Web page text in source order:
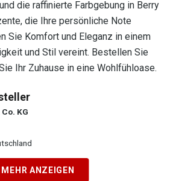
die raffinierte Farbgebung in Berry
die Ihre persönliche Note
Sie Komfort und Eleganz in einem
und Stil vereint. Bestellen Sie
Ihr Zuhause in eine Wohlfühloase.
KG
MEHR ANZEIGEN